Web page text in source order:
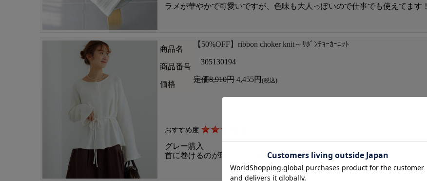
ラメが華やかで可愛いですが、色味も大人っぽいので仕事でも使えてます！
商品名
【50%OFF】ribbon choker knit～ﾘﾎﾞﾝﾁｮｰｶｰﾆｯﾄ
商品番号
305130194
価格
定価8,910円 4,455円 (税込)
おすすめ度
グレー購入
首に巻けるのが珍しく、可愛いニット